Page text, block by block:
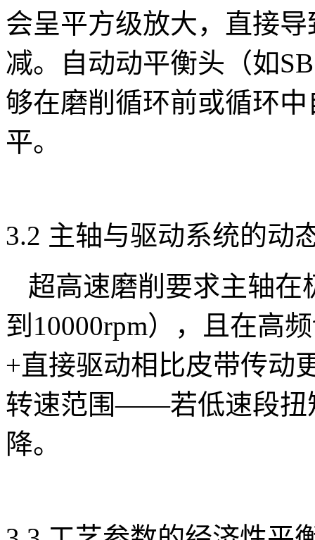
会呈平方级放大，直接
减。自动动平衡头（如
够在磨削循环前或循环
平。
3.2 主轴与驱动系统的动
超高速磨削要求主轴在
到10000rpm），且在高
+直接驱动相比皮带传动
转速范围——若低速段扭
降。